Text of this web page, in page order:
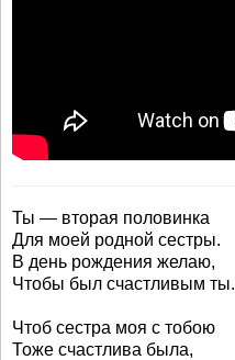
Ты — вторая половинка
Для моей родной сестры.
В день рождения желаю,
Чтобы был счастливым ты.
Чтоб сестра моя с тобою
Тоже счастлива была,